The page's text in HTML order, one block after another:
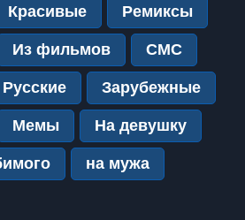
Красивые Ремиксы
Из фильмов СМС
Русские Зарубежные
Мемы На девушку
на мужа